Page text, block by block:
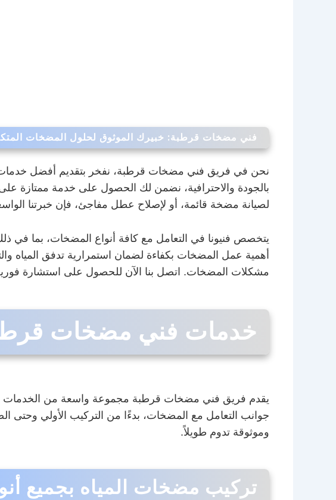
فني مضخات قرطبة: خبيرك الموثوق لحلول المضخات
نحن في فريق فني مضخات قرطبة، نفخر بتقديم أفضل خدمات
لصيانة مضخة قائمة، أو لإصلاح عطل مفاجئ، فإن خبرتنا
يتخصص فنيونا في التعامل مع كافة أنواع المضخات، بما في
أهمية عمل المضخات بكفاءة لضمان استمرارية تدفق المياه
مشكلات المضخات. اتصل بنا الآن للحصول على استشارة
خدمات فني مضخات
يقدم فريق فني مضخات قرطبة مجموعة واسعة من الخدمات
جوانب التعامل مع المضخات، بدءًا من التركيب الأولي وحتى
وموثوقة تدوم طويلاً.
تركيب مضخات المياه بجميع